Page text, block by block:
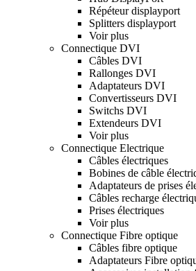
Répéteur displayport
Splitters displayport
Voir plus
Connectique DVI
Câbles DVI
Rallonges DVI
Adaptateurs DVI
Convertisseurs DVI
Switchs DVI
Extendeurs DVI
Voir plus
Connectique Electrique
Câbles électriques
Bobines de câble
Adaptateurs de prises
Câbles recharge
Prises électriques
Voir plus
Connectique Fibre optique
Câbles fibre optique
Adaptateurs Fibre